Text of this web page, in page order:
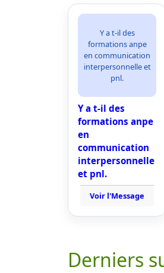
Y a t-il des
formations anpe
en communication
interpersonnelle et
pnl.
Y a t-il des
formations anpe
en
communication
interpersonnelle
et pnl.
Voir l'Message
Derniers